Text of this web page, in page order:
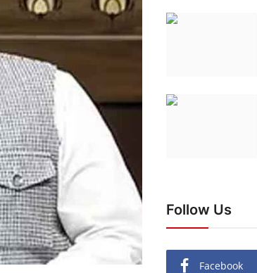
Follow Us
Facebook